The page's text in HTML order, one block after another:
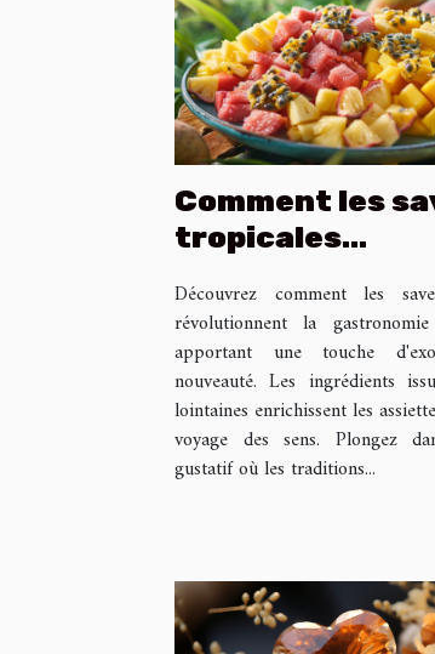
Comment les
tropicales
gastronomie
Découvrez comment les
révolutionnent la
apportant une touche
nouveauté. Les ingrédients
lointaines enrichissent les
voyage des sens. Plongez
gustatif où les traditions...